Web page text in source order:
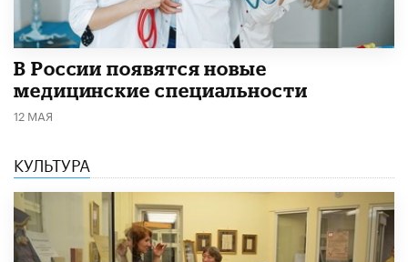
В России появятся новые
медицинские специальности
12 МАЯ
КУЛЬТУРА